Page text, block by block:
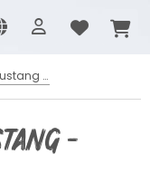
WILDBORN Wild Mustang - Pferdefleisch
-